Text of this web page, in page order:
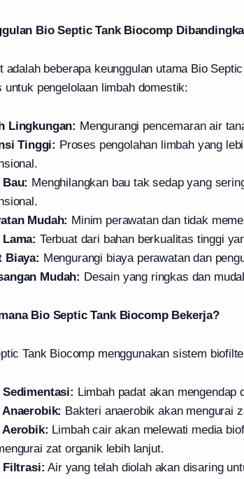
Bio Septic Tank Biocomp
adalah beberapa keunggulan utama Bio
untuk pengelolaan limbah domestik:
Lingkungan: Mengurangi pencemaran air
Tinggi: Proses pengolahan limbah yang
Bau: Menghilangkan bau tak sedap yang
Mudah: Minim perawatan dan tidak
Lama: Terbuat dari bahan berkualitas tinggi
Biaya: Mengurangi biaya perawatan dan
Mudah: Desain yang ringkas dan
Bio Septic Tank Biocomp Bekerja?
Tank Biocomp menggunakan sistem
Sedimentasi: Limbah padat akan mengendap
Anaerobik: Bakteri anaerobik akan mengurai
Aerobik: Limbah cair akan melewati media
zat organik lebih lanjut.
Filtrasi: Air yang telah diolah akan disaring